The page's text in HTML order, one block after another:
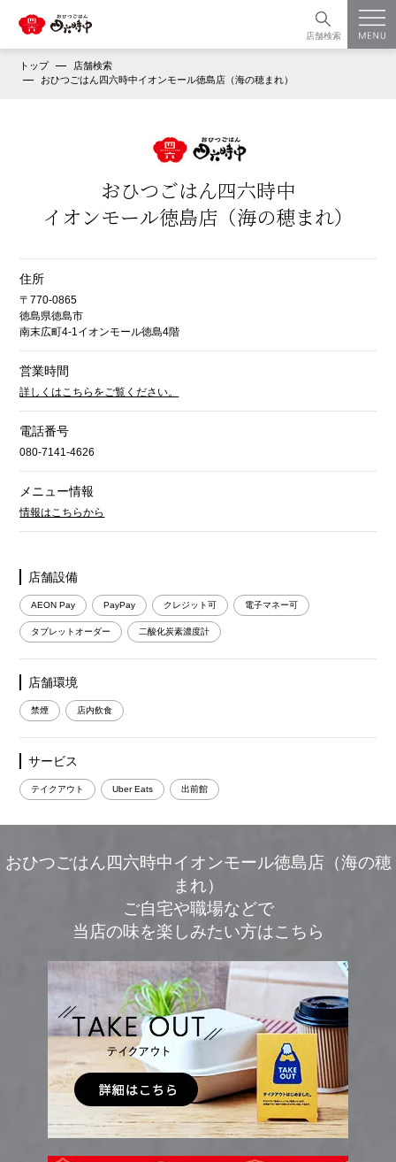
店舗検索
トップ
店舗検索
おひつごはん四六時中イオンモール徳島店（海の穂まれ）
おひつごはん四六時中
イオンモール徳島店（海の穂まれ）
住所
〒770-0865
徳島県徳島市
南末広町4-1イオンモール徳島4階
営業時間
詳しくはこちらをご覧ください。
電話番号
080-7141-4626
メニュー情報
情報はこちらから
店舗設備
AEON Pay PayPay クレジット可 電子マネー可
タブレットオーダー 二酸化炭素濃度計
店舗環境
禁煙 店内飲食
サービス
テイクアウト Uber Eats 出前館
おひつごはん四六時中イオンモール徳島店（海の穂
まれ）
ご自宅や職場などで
当店の味を楽しみたい方はこちら